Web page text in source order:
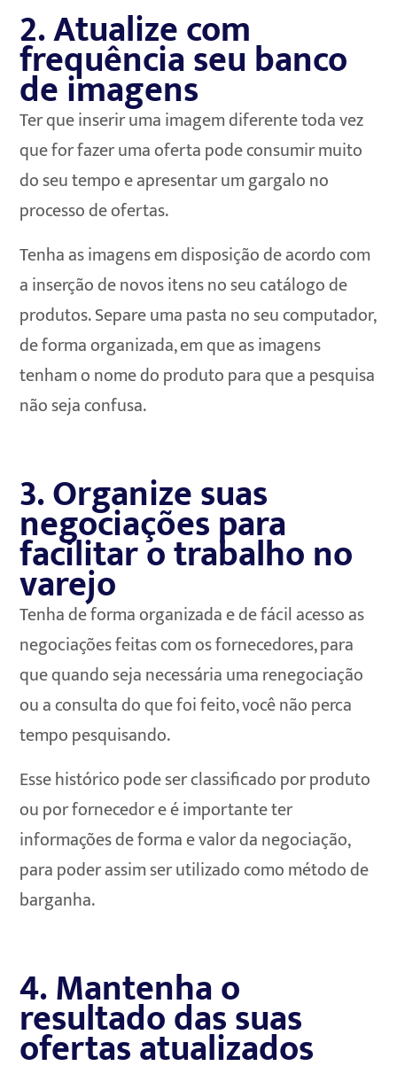
2. Atualize com
frequência seu banco
de imagens
Ter que inserir uma imagem diferente toda vez
que for fazer uma oferta pode consumir muito
do seu tempo e apresentar um gargalo no
processo de ofertas.
Tenha as imagens em disposição de acordo com
a inserção de novos itens no seu catálogo de
produtos. Separe uma pasta no seu computador,
de forma organizada, em que as imagens
tenham o nome do produto para que a pesquisa
não seja confusa.
3. Organize suas
negociações para
facilitar o trabalho no
varejo
Tenha de forma organizada e de fácil acesso as
negociações feitas com os fornecedores, para
que quando seja necessária uma renegociação
ou a consulta do que foi feito, você não perca
tempo pesquisando.
Esse histórico pode ser classificado por produto
ou por fornecedor e é importante ter
informações de forma e valor da negociação,
para poder assim ser utilizado como método de
barganha.
4. Mantenha o
resultado das suas
ofertas atualizados